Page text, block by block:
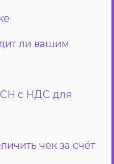
ли вашим
с НДС для
чек за счёт